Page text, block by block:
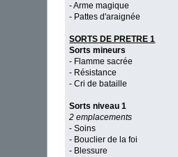
- Arme magique
- Pattes d'araignée
SORTS DE PRETRE 1
Sorts mineurs
- Flamme sacrée
- Résistance
- Cri de bataille
Sorts niveau 1
2 emplacements
- Soins
- Bouclier de la foi
- Blessure